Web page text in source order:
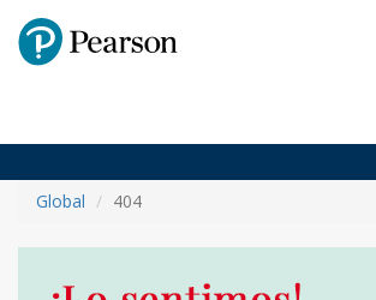
Pearson
Global 404